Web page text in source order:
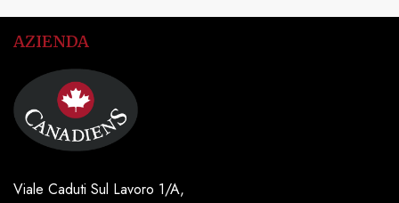
AZIENDA
Viale Caduti Sul Lavoro 1/A,